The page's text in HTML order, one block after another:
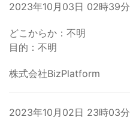
2023年10月03日 02時39分
どこからか：不明
目的：不明
株式会社BizPlatform
2023年10月02日 23時03分